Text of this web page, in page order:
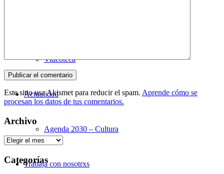
Videoteca
Actualidad
Agenda 2030 – Cultura
Trabaja con nosotrxs
Este sitio usa Akismet para reducir el spam. Aprende cómo se
procesan los datos de tus comentarios.
Archivo
Archivo
Categorías